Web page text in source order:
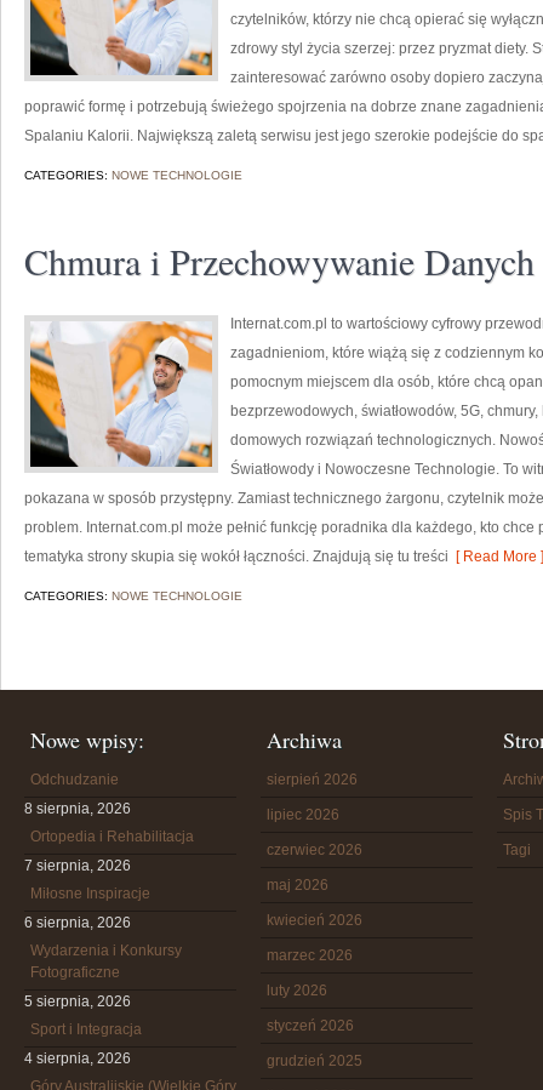
czytelników, którzy nie chcą opierać się
zdrowy styl życia szerzej: przez pryzmat diety.
zainteresować zarówno osoby dopiero
poprawić formę i potrzebują świeżego spojrzenia na dobrze znane
Spalaniu Kalorii. Największą zaletą serwisu jest jego szerokie podejście do
CATEGORIES: NOWE TECHNOLOGIE
Chmura i Przechowywanie Danych
Internat.com.pl to wartościowy cyfrowy
zagadnieniom, które wiążą się z codziennym
pomocnym miejscem dla osób, które chcą
bezprzewodowych, światłowodów, 5G,
domowych rozwiązań technologicznych.
Światłowody i Nowoczesne Technologie. To
pokazana w sposób przystępny. Zamiast technicznego żargonu, czytelnik
problem. Internat.com.pl może pełnić funkcję poradnika dla każdego, kto chce
tematyka strony skupia się wokół łączności. Znajdują się tu treści [ Read More ]
CATEGORIES: NOWE TECHNOLOGIE
Nowe wpisy:
Odchudzanie
8 sierpnia, 2026
Ortopedia i Rehabilitacja
7 sierpnia, 2026
Miłosne Inspiracje
6 sierpnia, 2026
Wydarzenia i Konkursy
Fotograficzne
5 sierpnia, 2026
Sport i Integracja
4 sierpnia, 2026
Góry Australijskie (Wielkie Góry
Archiwa
sierpień 2026
lipiec 2026
czerwiec 2026
maj 2026
kwiecień 2026
marzec 2026
luty 2026
styczeń 2026
grudzień 2025
Spis
Tagi